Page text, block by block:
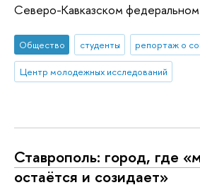
Северо-Кавказском федеральном
Общество студенты репортаж о
Центр молодежных исследований
Ставрополь: город, где
остаётся и созидает»